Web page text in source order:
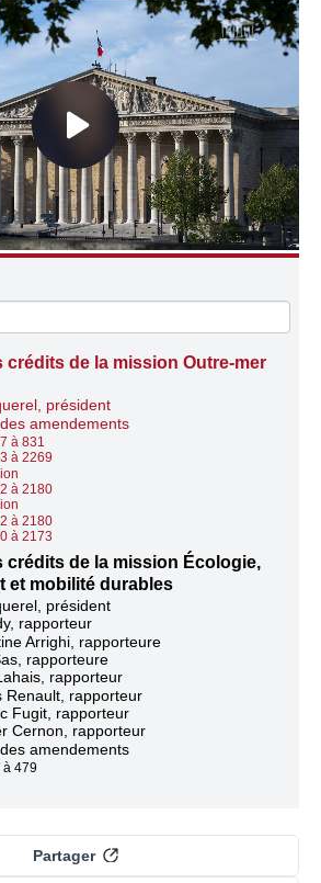
crédits de la mission Outre-mer
président
amendements
à 831
à 2269
à 2180
à 2180
à 2173
crédits de la mission Écologie,
et mobilité durables
président
rapporteur
Arrighi, rapporteure
rapporteure
rapporteur
Renault, rapporteur
Fugit, rapporteur
Cernon, rapporteur
amendements
à 479
Partager